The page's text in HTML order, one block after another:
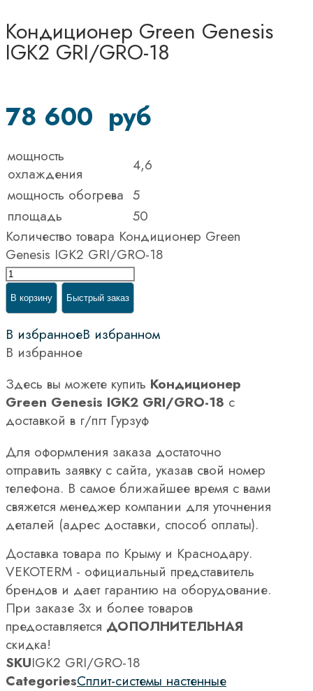
Кондиционер Green Genesis
IGK2 GRI/GRO-18
78 600 руб
мощность
охлаждения
4,6
мощность обогрева 5
площадь
50
Количество товара Кондиционер Green
Genesis IGK2 GRI/GRO-18
В корзину Быстрый заказ
В избранноеВ избранном
В избранное
Здесь вы можете купить Кондиционер
Green Genesis IGK2 GRI/GRO-18 с
доставкой в г/пгт Гурзуф
Для оформления заказа достаточно
отправить заявку с сайта, указав свой номер
телефона. В самое ближайшее время с вами
свяжется менеджер компании для уточнения
деталей (адрес доставки, способ оплаты).
Доставка товара по Крыму и Краснодару.
VEKOTERM - официальный представитель
брендов и дает гарантию на оборудование.
При заказе 3х и более товаров
предоставляется ДОПОЛНИТЕЛЬНАЯ
скидка!
SKUIGK2 GRI/GRO-18
CategoriesСплит-системы настенные